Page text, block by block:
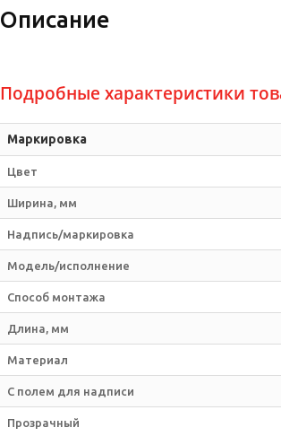
Описание
Подробные характеристики
Маркировка
Цвет
Ширина, мм
Надпись/маркировка
Модель/исполнение
Способ монтажа
Длина, мм
Материал
С полем для надписи
Прозрачный